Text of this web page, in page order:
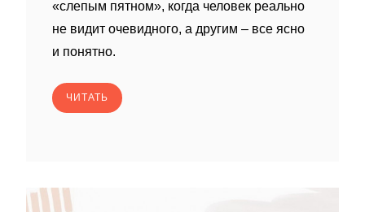
«слепым пятном», когда человек реально
не видит очевидного, а другим – все ясно
и понятно.
ЧИТАТЬ